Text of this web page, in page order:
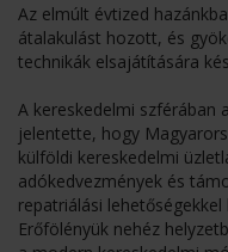
Az elmúlt évtized
átalakulást hozott, és
technikák elsajátítására
A kereskedelmi szférában
jelentette, hogy
külföldi kereskedelmi
adókedvezmények és
repatriálási
Erőfölényük nehéz